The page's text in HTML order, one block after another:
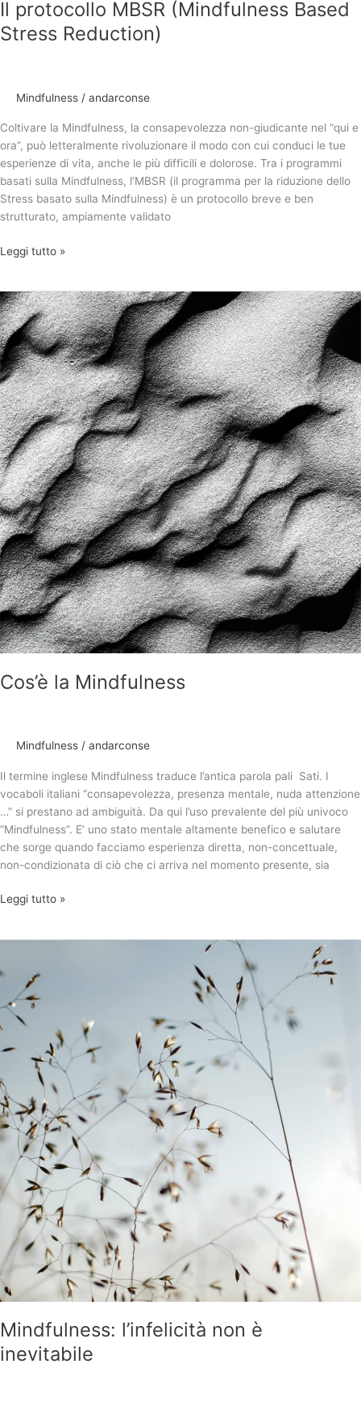
Il protocollo MBSR (Mindfulness Based
Stress Reduction)
Mindfulness / andarconse
Coltivare la Mindfulness, la consapevolezza non-giudicante nel “qui e
ora”, può letteralmente rivoluzionare il modo con cui conduci le tue
esperienze di vita, anche le più difficili e dolorose. Tra i programmi
basati sulla Mindfulness, l’MBSR (il programma per la riduzione dello
Stress basato sulla Mindfulness) è un protocollo breve e ben
strutturato, ampiamente validato
Leggi tutto »
Cos’è la Mindfulness
Mindfulness / andarconse
Il termine inglese Mindfulness traduce l’antica parola pali Sati. I
vocaboli italiani “consapevolezza, presenza mentale, nuda attenzione
…” si prestano ad ambiguità. Da qui l’uso prevalente del più univoco
“Mindfulness”. E’ uno stato mentale altamente benefico e salutare
che sorge quando facciamo esperienza diretta, non-concettuale,
non-condizionata di ciò che ci arriva nel momento presente, sia
Cos’è
la
Mindfulness
Leggi tutto »
Mindfulness: l’infelicità non è
inevitabile
inevitabile